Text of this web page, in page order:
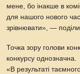
мене, бо інакше в
для нашого нового
зрівнювати», —
Точка зору голови
конкурсу однозначна.
«В результаті